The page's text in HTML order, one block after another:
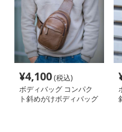
¥4,100(税込)
ボディバッグ コンパク
ト斜めがけボディバッグ